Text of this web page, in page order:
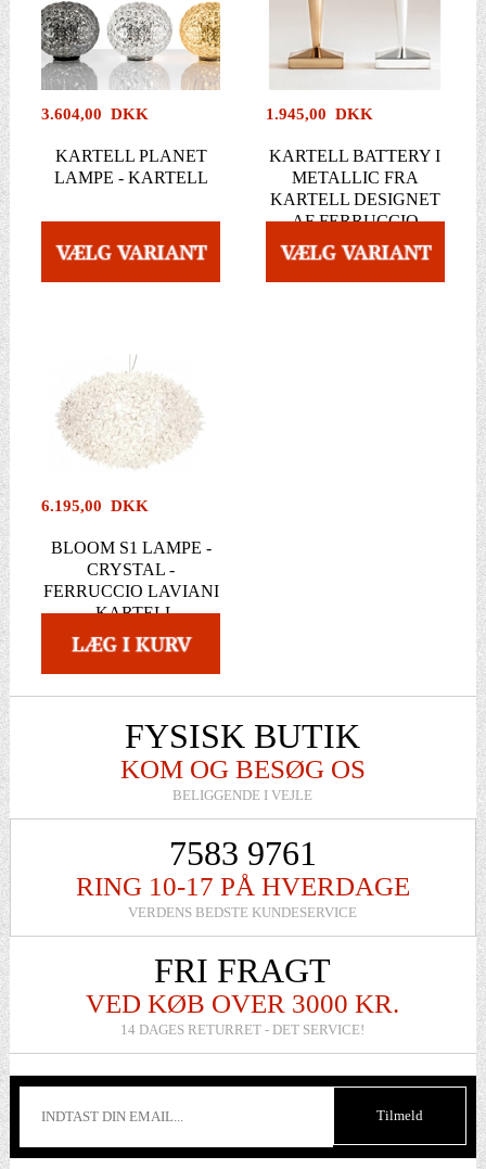
3.604,00 DKK
KARTELL PLANET
LAMPE - KARTELL
1.945,00 DKK
KARTELL BATTERY I
METALLIC FRA
KARTELL DESIGNET
AF FERRUCCIO
LAVIANI
6.195,00 DKK
BLOOM S1 LAMPE -
CRYSTAL -
FERRUCCIO LAVIANI
- KARTELL
FYSISK BUTIK
KOM OG BESØG OS
BELIGGENDE I VEJLE
7583 9761
RING 10-17 PÅ HVERDAGE
VERDENS BEDSTE KUNDESERVICE
FRI FRAGT
VED KØB OVER 3000 KR.
14 DAGES RETURRET - DET SERVICE!